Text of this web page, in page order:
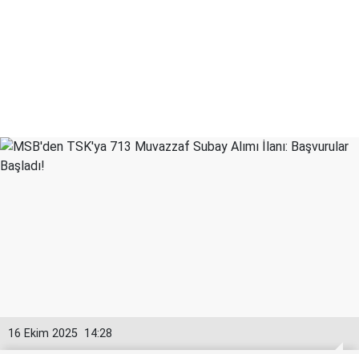
14:28
16 Ekim 2025